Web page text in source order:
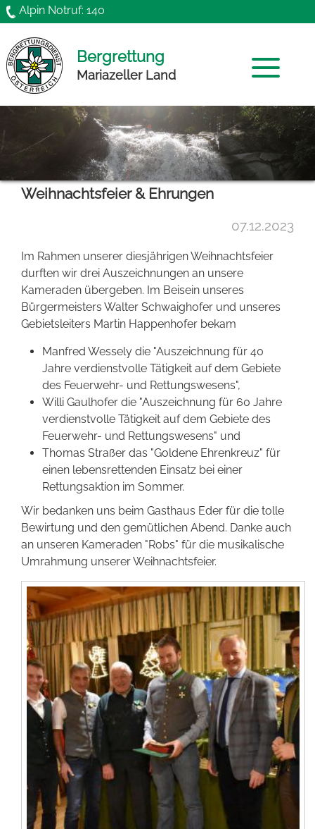
Direkt zum Inhalt
Alpin Notruf: 140
Bergrettung
Mariazeller Land
Home
Mannschaft
News
Funktionäre
Gründung
Förderer werden
Kontakt
Weihnachtsfeier & Ehrungen
07.12.2023
Im Rahmen unserer diesjährigen Weihnachtsfeier
durften wir drei Auszeichnungen an unsere
Kameraden übergeben. Im Beisein unseres
Bürgermeisters Walter Schwaighofer und unseres
Gebietsleiters Martin Happenhofer bekam
Manfred Wessely die "Auszeichnung für 40
Jahre verdienstvolle Tätigkeit auf dem Gebiete
des Feuerwehr- und Rettungswesens",
Willi Gaulhofer die "Auszeichnung für 60 Jahre
verdienstvolle Tätigkeit auf dem Gebiete des
Feuerwehr- und Rettungswesens" und
Thomas Straßer das "Goldene Ehrenkreuz" für
einen lebensrettenden Einsatz bei einer
Rettungsaktion im Sommer.
Wir bedanken uns beim Gasthaus Eder für die tolle
Bewirtung und den gemütlichen Abend. Danke auch
an unseren Kameraden "Robs" für die musikalische
Umrahmung unserer Weihnachtsfeier.